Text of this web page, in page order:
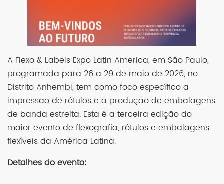
A Flexo & Labels Expo Latin America, em São Paulo,
programada para 26 a 29 de maio de 2026, no
Distrito Anhembi, tem como foco específico a
impressão de rótulos e a produção de embalagens
de banda estreita. Esta é a terceira edição do
maior evento de flexografia, rótulos e embalagens
flexíveis da América Latina.
Detalhes do evento: